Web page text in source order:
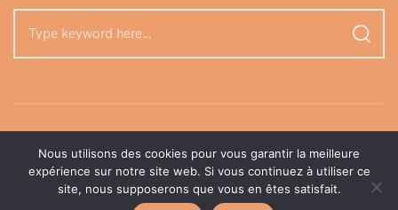
©enjoylamome | Tous droits réservés, 2026.
Nous utilisons des cookies pour vous garantir la meilleure
expérience sur notre site web. Si vous continuez à utiliser ce
site, nous supposerons que vous en êtes satisfait.